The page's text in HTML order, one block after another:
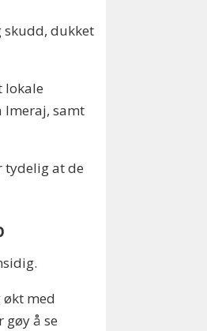
skudd, dukket
lokale
Imeraj, samt
tydelig at de
økt med
gøy å se